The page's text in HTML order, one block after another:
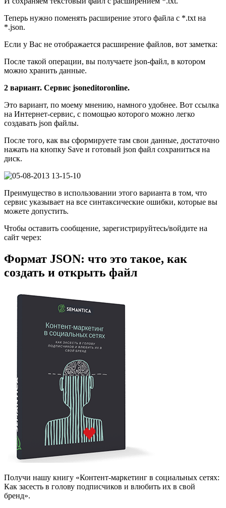
Теперь нужно поменять расширение этого файла с *.txt на
*.json.
Если у Вас не отображается расширение файлов, вот заметка:
После такой операции, вы получаете json-файл, в котором
можно хранить данные.
2 вариант. Сервис jsoneditoronline.
Это вариант, по моему мнению, намного удобнее. Вот ссылка
на Интернет-сервис, с помощью которого можно легко
создавать json файлы.
После того, как вы сформируете там свои данные, достаточно
нажать на кнопку Save и готовый json файл сохраниться на
диск.
Преимущество в использовании этого варианта в том, что
сервис указывает на все синтаксические ошибки, которые вы
можете допустить.
Чтобы оставить сообщение, зарегистрируйтесь/войдите на
сайт через:
Формат JSON: что это такое, как
создать и открыть файл
Получи нашу книгу «Контент-маркетинг в социальных сетях:
Как засесть в голову подписчиков и влюбить их в свой
бренд».